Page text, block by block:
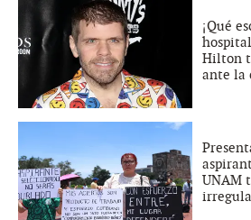
¡Qué
Hilton
ante la
UNAM